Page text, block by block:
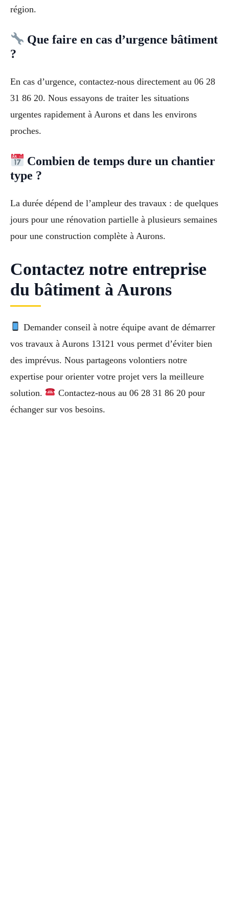
région.
Que faire en cas d’urgence bâtiment
?
En cas d’urgence, contactez-nous directement au 06 28
31 86 20. Nous essayons de traiter les situations
urgentes rapidement à Aurons et dans les environs
proches.
Combien de temps dure un chantier
type ?
La durée dépend de l’ampleur des travaux : de quelques
jours pour une rénovation partielle à plusieurs semaines
pour une construction complète à Aurons.
Contactez notre entreprise
du bâtiment à Aurons
Demander conseil à notre équipe avant de démarrer
vos travaux à Aurons 13121 vous permet d’éviter bien
des imprévus. Nous partageons volontiers notre
expertise pour orienter votre projet vers la meilleure
solution.
Contactez-nous au 06 28 31 86 20 pour
échanger sur vos besoins.